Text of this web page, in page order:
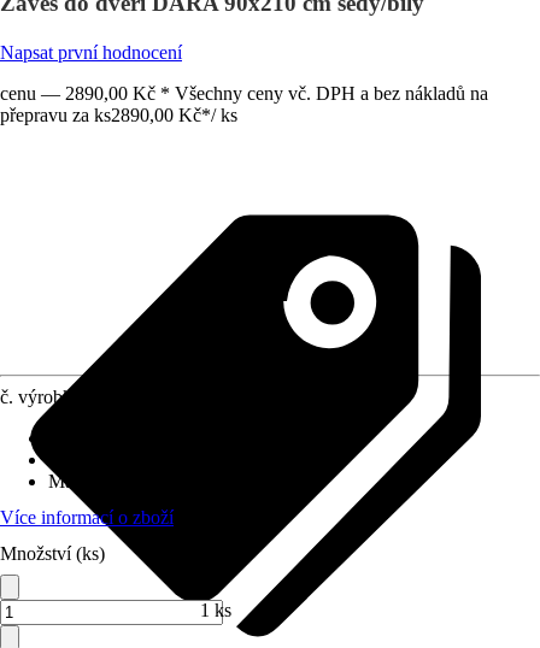
Napsat první hodnocení
cenu — 2890,00 Kč * Všechny ceny vč. DPH a bez nákladů na
přepravu za ks2890,00 Kč*/ ks
č. výrobku
Materiál
Více informací o zboží
Množství (ks)
1 ks